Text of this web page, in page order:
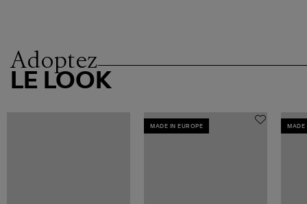
Adoptez
LE LOOK
MADE IN EUROPE MADE